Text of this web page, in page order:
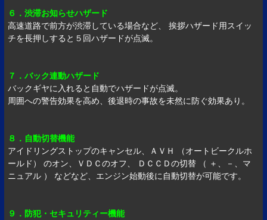
６．渋滞お知らせハザード
高速道路で前方が渋滞している場合など、 挨拶ハザード用スイッ
チを長押しすると５回ハザードが点滅。
７．バック連動ハザード
バックギヤに入れると自動でハザードが点滅。
周囲への警告効果を高め、後退時の事故を未然に防ぐ効果あり。
８．自動切替機能
アイドリングストップのキャンセル、ＡＶＨ （オートビークルホ
ールド） のオン、ＶＤＣのオフ、 ＤＣＣＤの切替 （ ＋、－、マ
ニュアル ） などなど、エンジン始動後に自動切替が可能です。
９．防犯・セキュリティー機能